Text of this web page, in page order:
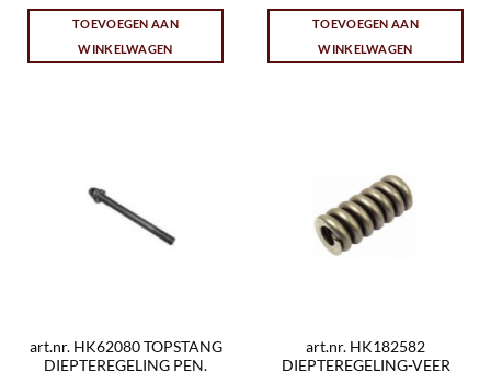
TOEVOEGEN AAN
WINKELWAGEN
TOEVOEGEN AAN
WINKELWAGEN
art.nr. HK62080 TOPSTANG
DIEPTEREGELING PEN.
art.nr. HK182582
DIEPTEREGELING-VEER